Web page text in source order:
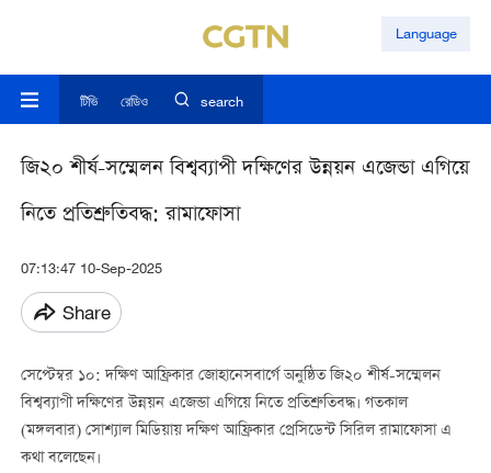
Language
টিভি রেডিও search
জি২০ শীর্ষ-সম্মেলন বিশ্বব্যাপী দক্ষিণের উন্নয়ন এজেন্ডা এগিয়ে
নিতে প্রতিশ্রুতিবদ্ধ: রামাফোসা
07:13:47 10-Sep-2025
Share
সেপ্টেম্বর ১০: দক্ষিণ আফ্রিকার জোহানেসবার্গে অনুষ্ঠিত জি২০ শীর্ষ-সম্মেলন
বিশ্বব্যাপী দক্ষিণের উন্নয়ন এজেন্ডা এগিয়ে নিতে প্রতিশ্রুতিবদ্ধ। গতকাল
(মঙ্গলবার) সোশ্যাল মিডিয়ায় দক্ষিণ আফ্রিকার প্রেসিডেন্ট সিরিল রামাফোসা এ
কথা বলেছেন।